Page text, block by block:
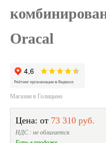
Oracal
Магазин в Голицыно
Цена: от 73 310 руб.
НДС : не облагается